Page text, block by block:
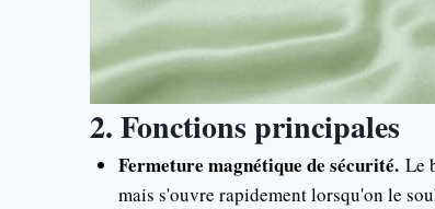
2. Fonctions principales
Fermeture magnétique de sécurité. Le
mais s'ouvre rapidement lorsqu'on le